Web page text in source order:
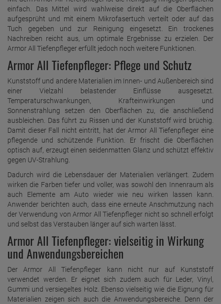
einfach. Das Mittel wird wahlweise direkt auf die Oberflächen
aufgesprüht und mit einem Mikrofasertuch verteilt oder auf das
Tuch gegeben und zur Reinigung eingesetzt. Ein trockenes
Nachreiben reicht aus, um optimale Ergebnisse zu erzielen. Der
Armor All Tiefenpfleger erfüllt jedoch noch weitere Funktionen.
Armor All Tiefenpfleger: Pflege und Schutz
Kunststoff und andere Materialien im Innen- und Außenbereich sind
einer Vielzahl belastender Einflüsse ausgesetzt.
Temperaturschwankungen, Krafteinwirkungen und
Sonnenstrahlung setzen den Oberflächen zu, die anschließend
ausbleichen. Das führt zu Rissen und der Kunststoff wird brüchig.
Damit dieser Fall nicht eintritt, hat der Armor All Tiefenpfleger eine
pflegende und schützende Funktion. Er frischt die Oberflächen
optisch auf, erzeugt einen seidenmatten Glanz und schützt effektiv
gegen UV-Strahlung.
Dadurch wird die Lebensdauer der Materialien verlängert. Zudem
wirken die Farben tiefer und voller, was sowohl den Innenraum als
auch Elemente am Auto wieder wie neu wirken lassen kann.
Anwender berichten auch, dass eine erneute Anschmutzung nach
der Verwendung von Armor All Tiefenpfleger nicht so schnell erfolgt
und selbst das Verstauben länger auf sich warten lässt.
Armor All Tiefenpfleger: vielseitig in Wirkung
und Anwendungsbereichen
Der Armor All Tiefenpfleger kann nicht nur auf Kunststoff
verwendet werden. Er eignet sich zudem auch für Leder, Vinyl,
Gummi und versiegeltes Holz. Ebenso vielseitig wie die Eignung für
Materialien zeigen sich auch die Anwendungsbereiche. Denn der